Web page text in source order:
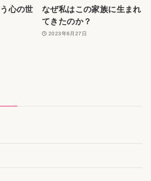
心の世
なぜ私はこの家族に生まれ
てきたのか？
2023年6月27日